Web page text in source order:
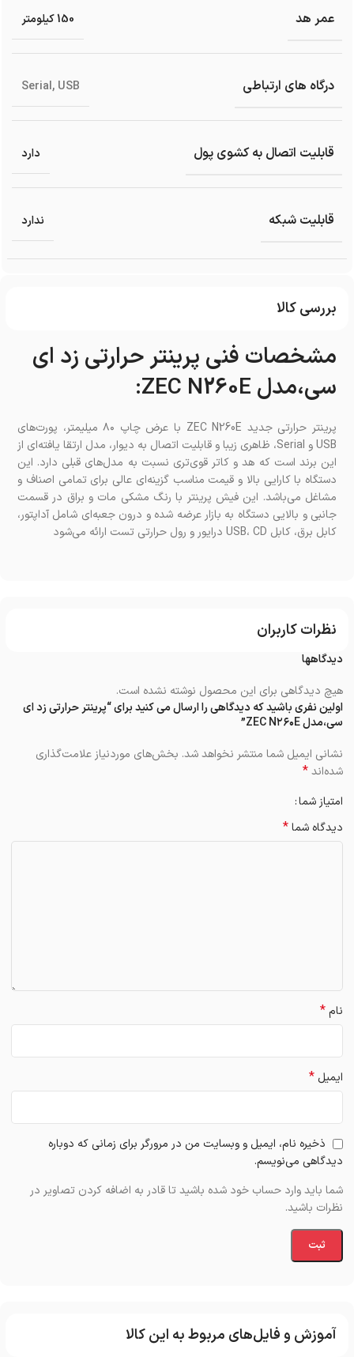
بررسی کالا
مشخصات فنی پرینتر حرارتی زد ای
سی،مدل ZEC N260E:
پرینتر حرارتی جدید ZEC N260E با عرض چاپ ۸۰ میلیمتر، پورت‌های
USB و Serial، ظاهری زیبا و قابلیت اتصال به دیوار، مدل ارتقا یافته‌ای از
این برند است که هد و کاتر قوی‌تری نسبت به مدل‌های قبلی دارد. این
دستگاه با کارایی بالا و قیمت مناسب گزینه‌ای عالی برای تمامی اصناف و
مشاغل می‌باشد. این فیش پرینتر با رنگ مشکی مات و براق در قسمت
جانبی و بالایی دستگاه به بازار عرضه شده و درون جعبه‌ای شامل آداپتور،
کابل برق، کابل USB، CD درایور و رول حرارتی تست ارائه می‌شود
عمر هد 150 کیلومتر
درگاه های ارتباطی Serial, USB
قابلیت اتصال به کشوی پول دارد
قابلیت شبکه ندارد
نظرات کاربران
دیدگاهها
هیچ دیدگاهی برای این محصول نوشته نشده است.
اولین نفری باشید که دیدگاهی را ارسال می کنید برای “پرینتر حرارتی زد ای
سی،مدل ZEC N۲۶۰E”
نشانی ایمیل شما منتشر نخواهد شد. بخش‌های موردنیاز علامت‌گذاری
شده‌اند*
امتیاز شما
دیدگاه شما*
نام*
ایمیل *
ذخیره نام، ایمیل و وبسایت من در مرورگر برای زمانی که دوباره
دیدگاهی می‌نویسم.
شما باید وارد حساب خود شده باشید تا قادر به اضافه کردن تصاویر در
نظرات باشید.
آموزش و فایل‌های مربوط به این کالا